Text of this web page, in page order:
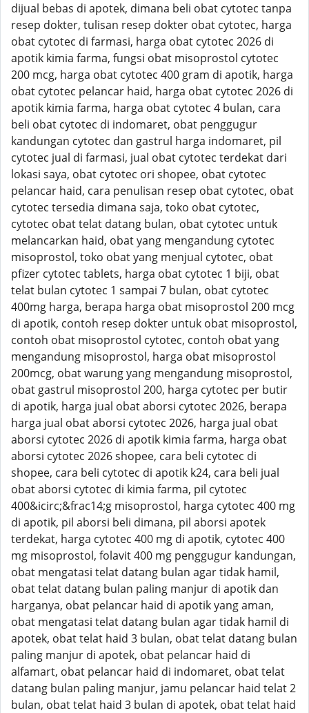
dijual bebas di apotek, dimana beli obat cytotec tanpa
resep dokter, tulisan resep dokter obat cytotec, harga
obat cytotec di farmasi, harga obat cytotec 2026 di
apotik kimia farma, fungsi obat misoprostol cytotec
200 mcg, harga obat cytotec 400 gram di apotik, harga
obat cytotec pelancar haid, harga obat cytotec 2026 di
apotik kimia farma, harga obat cytotec 4 bulan, cara
beli obat cytotec di indomaret, obat penggugur
kandungan cytotec dan gastrul harga indomaret, pil
cytotec jual di farmasi, jual obat cytotec terdekat dari
lokasi saya, obat cytotec ori shopee, obat cytotec
pelancar haid, cara penulisan resep obat cytotec, obat
cytotec tersedia dimana saja, toko obat cytotec,
cytotec obat telat datang bulan, obat cytotec untuk
melancarkan haid, obat yang mengandung cytotec
misoprostol, toko obat yang menjual cytotec, obat
pfizer cytotec tablets, harga obat cytotec 1 biji, obat
telat bulan cytotec 1 sampai 7 bulan, obat cytotec
400mg harga, berapa harga obat misoprostol 200 mcg
di apotik, contoh resep dokter untuk obat misoprostol,
contoh obat misoprostol cytotec, contoh obat yang
mengandung misoprostol, harga obat misoprostol
200mcg, obat warung yang mengandung misoprostol,
obat gastrul misoprostol 200, harga cytotec per butir
di apotik, harga jual obat aborsi cytotec 2026, berapa
harga jual obat aborsi cytotec 2026, harga jual obat
aborsi cytotec 2026 di apotik kimia farma, harga obat
aborsi cytotec 2026 shopee, cara beli cytotec di
shopee, cara beli cytotec di apotik k24, cara beli jual
obat aborsi cytotec di kimia farma, pil cytotec
400&icirc;&frac14;g misoprostol, harga cytotec 400 mg
di apotik, pil aborsi beli dimana, pil aborsi apotek
terdekat, harga cytotec 400 mg di apotik, cytotec 400
mg misoprostol, folavit 400 mg penggugur kandungan,
obat mengatasi telat datang bulan agar tidak hamil,
obat telat datang bulan paling manjur di apotik dan
harganya, obat pelancar haid di apotik yang aman,
obat mengatasi telat datang bulan agar tidak hamil di
apotek, obat telat haid 3 bulan, obat telat datang bulan
paling manjur di apotek, obat pelancar haid di
alfamart, obat pelancar haid di indomaret, obat telat
datang bulan paling manjur, jamu pelancar haid telat 2
bulan, obat telat haid 3 bulan di apotek, obat telat haid